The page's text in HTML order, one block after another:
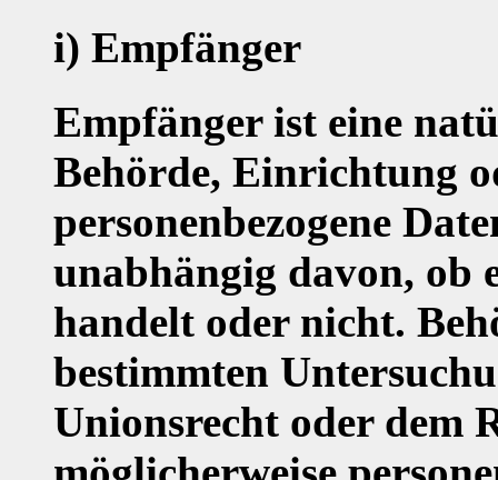
i) Empfänger
Empfänger ist eine
Behörde, Einrichtung
personenbezogene
unabhängig davon, ob
handelt oder nicht.
bestimmten
Unionsrecht oder dem